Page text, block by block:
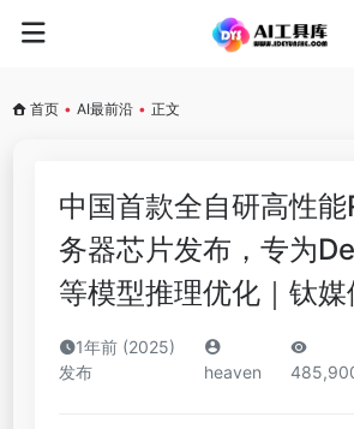
首页 • AI最前沿 • 正文
中国首款全自研高性
务器芯片发布，专为
等模型推理优化｜钛媒
1年前 (2025)
发布
heaven